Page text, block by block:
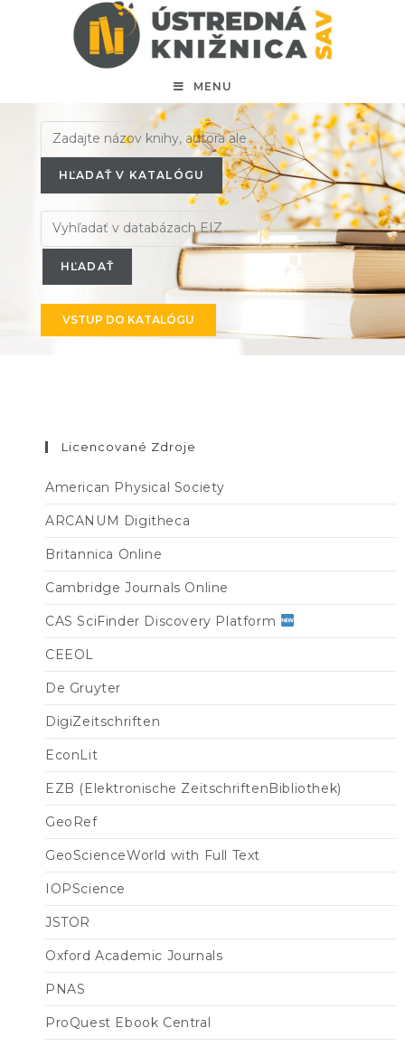
MENU
HĽADAŤ V KATALÓGU
VSTUP DO KATALÓGU
Licencované Zdroje
American Physical Society
ARCANUM Digitheca
Britannica Online
Cambridge Journals Online
CAS SciFinder Discovery Platform
CEEOL
De Gruyter
DigiZeitschriften
EconLit
EZB (Elektronische ZeitschriftenBibliothek)
GeoRef
GeoScienceWorld with Full Text
IOPScience
JSTOR
Oxford Academic Journals
PNAS
ProQuest Ebook Central